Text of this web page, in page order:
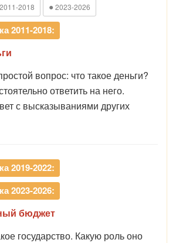
2011-2018 ● 2023-2026
2011-2018:
вопрос: что такое деньги?
ответить на него.
с высказываниями других
2019-2022:
2023-2026:
бюджет
государство. Какую роль оно